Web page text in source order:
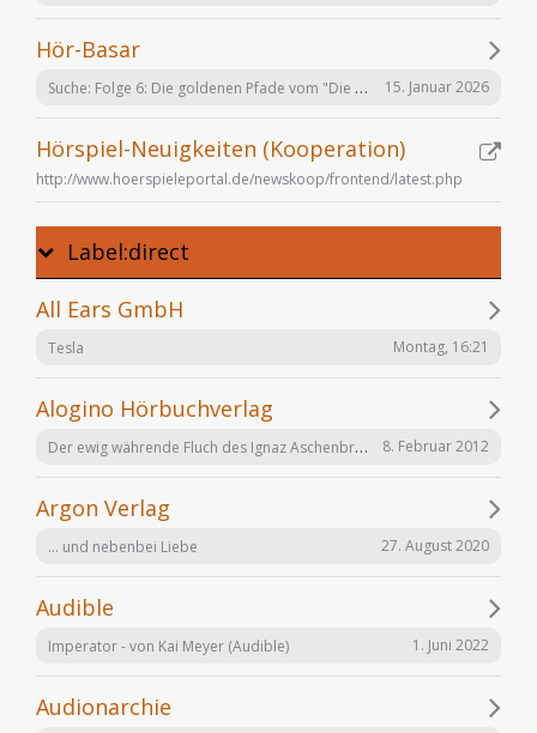
Hör-Basar
Suche: Folge 6: Die goldenen Pfade vom "Die Elfen" Hörspiel von Bernhard Hennen 15. Januar 2026
Hörspiel-Neuigkeiten (Kooperation)
http://www.hoerspieleportal.de/newskoop/frontend/latest.php
Label:direct
All Ears GmbH
Tesla Montag, 16:21
Alogino Hörbuchverlag
Der ewig währende Fluch des Ignaz Aschenbrenner 8. Februar 2012
Argon Verlag
... und nebenbei Liebe 27. August 2020
Audible
Imperator - von Kai Meyer (Audible) 1. Juni 2022
Audionarchie